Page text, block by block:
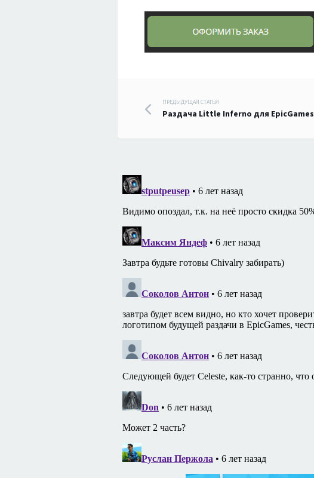
Навигация
по
ПРЕДЫДУЩАЯ СТАТЬЯ
Раздача Little Inferno для EpicGames